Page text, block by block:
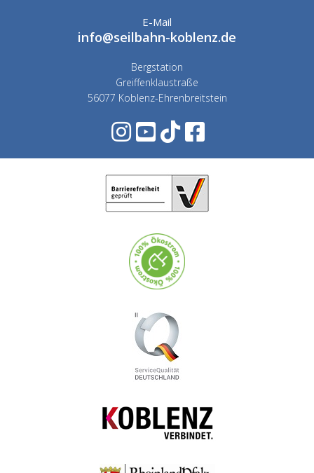
E-Mail
info@seilbahn-koblenz.de
Bergstation
Greiffenklaustraße
56077 Koblenz-Ehrenbreitstein